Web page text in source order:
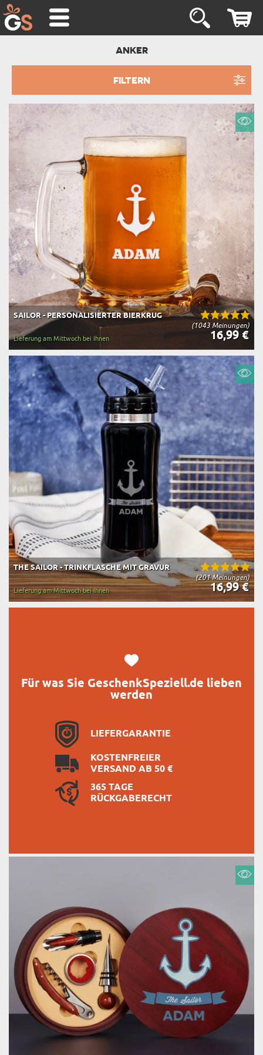
ANKER
FILTERN
(1043 Meinungen)
SAILOR - PERSONALISIERTER BIERKRUG
16,99 €
Lieferung am Mittwoch bei Ihnen
(201 Meinungen)
THE SAILOR - TRINKFLASCHE MIT GRAVUR
16,99 €
Lieferung am Mittwoch bei Ihnen
Für was Sie GeschenkSpeziell.de lieben
werden
LIEFERGARANTIE
KOSTENFREIER
VERSAND AB 50 €
365 TAGE
RÜCKGABERECHT